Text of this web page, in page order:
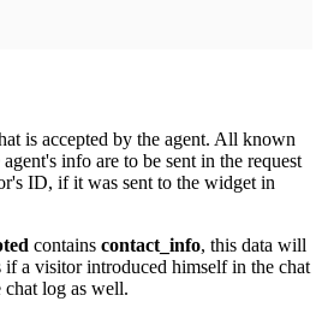
is accepted by the agent. All known
info are to be sent in the request
ID, if it was sent to the widget in
contains contact_info, this data will
if a visitor introduced himself in the chat
log as well.